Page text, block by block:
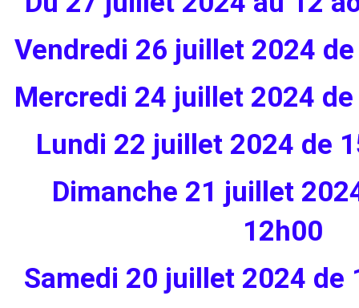
Vendredi 26 juillet 2024
Mercredi 24 juillet 2024
Lundi 22 juillet 2024 de
Dimanche 21 juillet
12h00
Samedi 20 juillet 2024 de